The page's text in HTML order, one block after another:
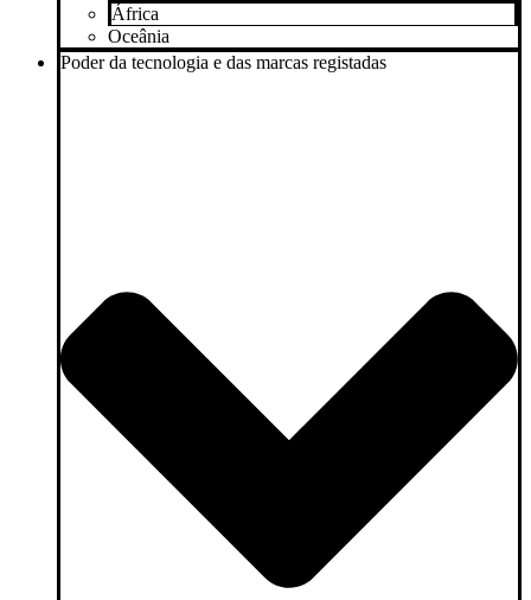
África
Oceânia
Poder da tecnologia e das marcas registadas